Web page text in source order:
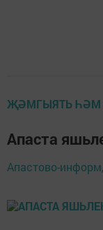
ҖӘМГЫЯТЬ ҺӘМ
Апаста
Апастово-информ,